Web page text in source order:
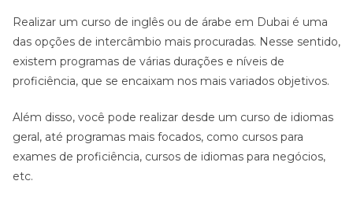
Realizar um curso de inglês ou de árabe em Dubai é uma
das opções de intercâmbio mais procuradas. Nesse sentido,
existem programas de várias durações e níveis de
proficiência, que se encaixam nos mais variados objetivos.
Além disso, você pode realizar desde um curso de idiomas
geral, até programas mais focados, como cursos para
exames de proficiência, cursos de idiomas para negócios,
etc.